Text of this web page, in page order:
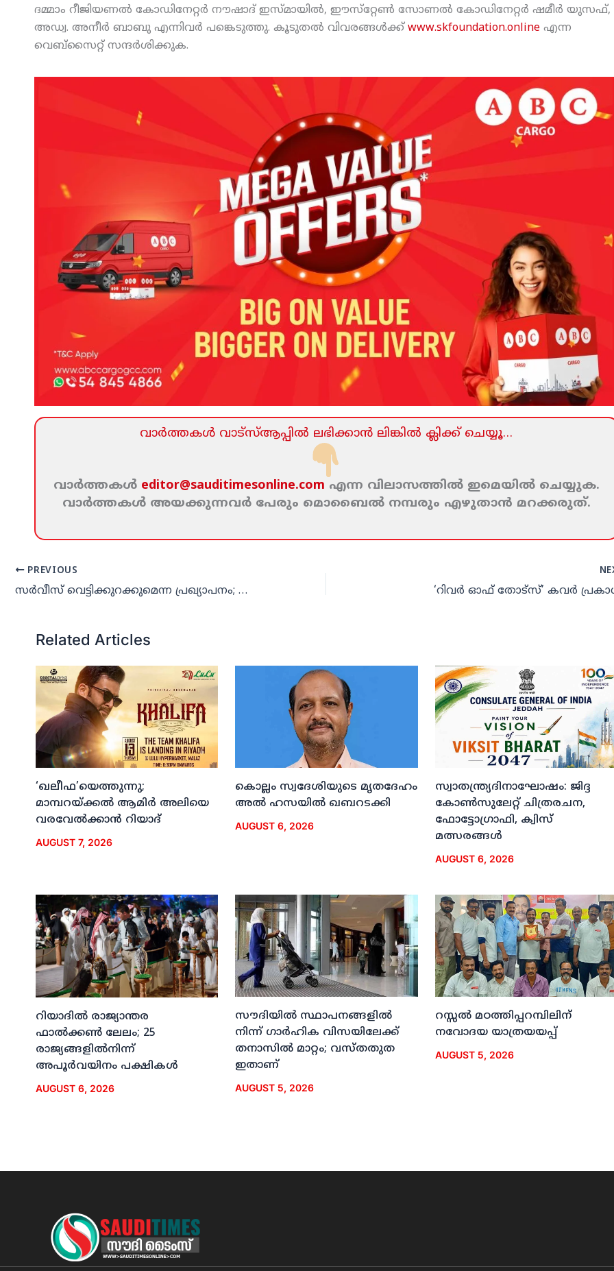
ദമ്മാം റീജിയണല്‍ കോഡിനേറ്റര്‍ നൗഷാദ് ഇസ്മായില്‍, ഈസ്‌റ്റേണ്‍ സോണല്‍ കോഡിനേറ്റര്‍ ഷമീര്‍ യുസഫ്,
അഡ്വ. അനീര്‍ ബാബു എന്നിവര്‍ പങ്കെടുത്തു. കൂടുതല്‍ വിവരങ്ങള്‍ക്ക് www.skfoundation.online എന്ന
വെബ്‌സൈറ്റ് സന്ദര്‍ശിക്കുക.
വാര്‍ത്തകള്‍ വാട്‌സ്‌ആപ്പില്‍ ലഭിക്കാന്‍ ലിങ്കില്‍ ക്ലിക്ക്‌ ചെയ്യൂ…
വാര്‍ത്തകള്‍ editor@sauditimesonline.com എന്ന വിലാസത്തില്‍ ഇമെയില്‍ ചെയ്യുക.
വാര്‍ത്തകള്‍ അയക്കുന്നവര്‍ പേരും മൊബൈല്‍ നമ്പരും എഴുതാന്‍ മറക്കരുത്‌.
PREVIOUS
സര്‍വീസ് വെട്ടിക്കുറക്കുമെന്ന പ്രഖ്യാപനം; എയര്‍ ഇന്ത്യാ എക്‌സ്പ്രസിനെതിരെ പ്രതിഷേധം ‘റിവര്‍ ഓഫ് തോട്‌സ്’ കവര്‍
Related Articles
‘ഖലീഫ’യെത്തുന്നു;
മാമ്പറയ്ക്കല്‍ ആമിര്‍ അലിയെ
വരവേല്‍ക്കാന്‍ റിയാദ്
AUGUST 7, 2026
കൊല്ലം സ്വദേശിയുടെ മൃതദേഹം
അല്‍ ഹസയില്‍ ഖബറടക്കി
AUGUST 6, 2026
സ്വാതന്ത്ര്യദിനാഘോഷം: ജിദ്ദ
കോണ്‍സുലേറ്റ് ചിത്രരചന,
ഫോട്ടോഗ്രാഫി, ക്വിസ്
മത്സരങ്ങള്‍
AUGUST 6, 2026
റിയാദില്‍ രാജ്യാന്തര
ഫാല്‍ക്കണ്‍ ലേലം; 25
രാജ്യങ്ങളില്‍നിന്ന്
അപൂര്‍വയിനം പക്ഷികള്‍
AUGUST 6, 2026
സൗദിയില്‍ സ്ഥാപനങ്ങളില്‍
നിന്ന് ഗാര്‍ഹിക വിസയിലേക്ക്
തനാസില്‍ മാറ്റം; വസ്തതുത
ഇതാണ്
AUGUST 5, 2026
റസ്സല്‍ മഠത്തിപ്പറമ്പിലിന്
നവോദയ യാത്രയയപ്പ്
AUGUST 5, 2026